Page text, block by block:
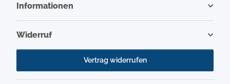
Informationen
Widerruf
Vertrag widerrufen